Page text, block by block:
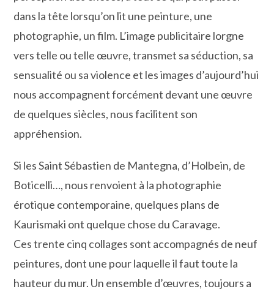
dans la tête lorsqu’on lit une peinture, une
photographie, un film. L’image publicitaire lorgne
vers telle ou telle œuvre, transmet sa séduction, sa
sensualité ou sa violence et les images d’aujourd’hui
nous accompagnent forcément devant une œuvre
de quelques siècles, nous facilitent son
appréhension.
Si les Saint Sébastien de Mantegna, d’Holbein, de
Boticelli…, nous renvoient à la photographie
érotique contemporaine, quelques plans de
Kaurismaki ont quelque chose du Caravage.
Ces trente cinq collages sont accompagnés de neuf
peintures, dont une pour laquelle il faut toute la
hauteur du mur. Un ensemble d’œuvres, toujours a